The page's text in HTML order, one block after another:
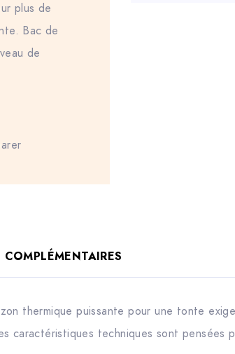
plus de
Bac de
de
thermique puissante pour une tonte
caractéristiques techniques sont pensées